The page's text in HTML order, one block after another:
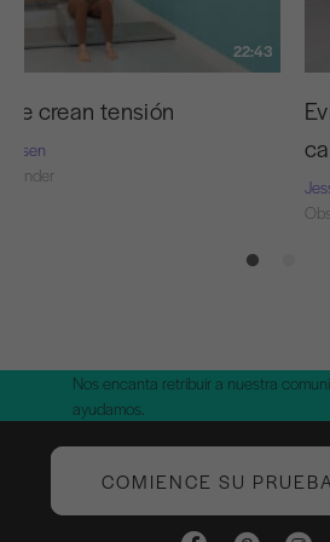
22:43
crean tensión
Nos encanta retribuir a nuestra
ayudamos.
COMIENCE SU